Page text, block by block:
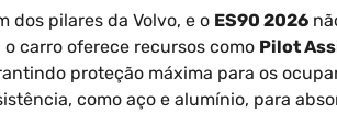
dos pilares da Volvo, e o ES90 2026
o carro oferece recursos como Pilot
proteção máxima para os
como aço e alumínio, para